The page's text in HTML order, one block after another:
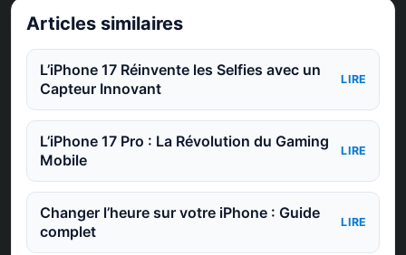
Articles similaires
L’iPhone 17 Réinvente les Selfies avec un
Capteur Innovant
LIRE
L’iPhone 17 Pro : La Révolution du Gaming
Mobile
LIRE
Changer l’heure sur votre iPhone : Guide
complet
LIRE